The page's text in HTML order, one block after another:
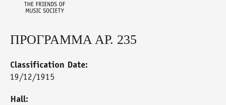
Back
top
ΠΡΟΓΡΑΜΜΑ ΑΡ. 235
Classification Date:
19/12/1915
Hall: